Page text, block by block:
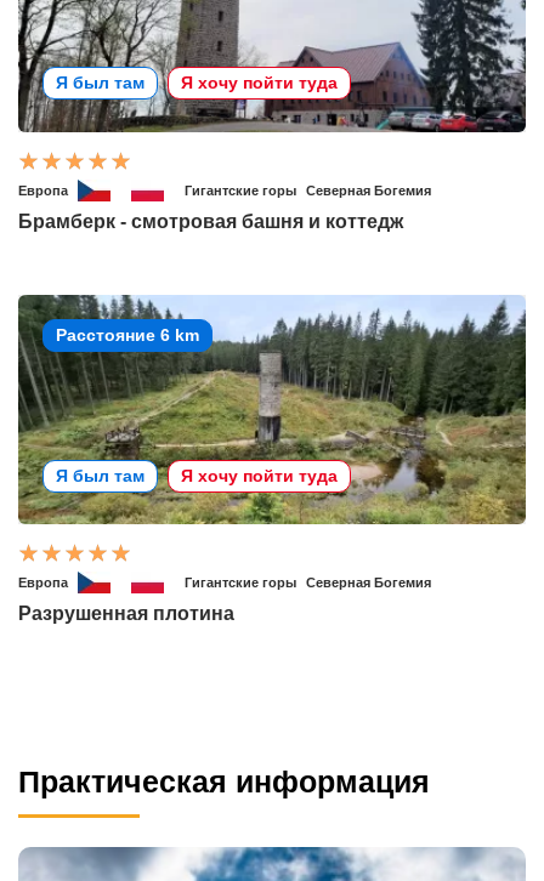
Я был там Я хочу пойти туда
Европа Гигантские горы Северная Богемия
Брамберк - смотровая башня и коттедж
Расстояние 6 km
Я был там Я хочу пойти туда
Европа Гигантские горы Северная Богемия
Разрушенная плотина
Практическая информация